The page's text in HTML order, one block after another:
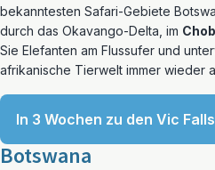
bekanntesten Safari-Gebiete
durch das Okavango-Delta, im
Sie Elefanten am Flussufer und
afrikanische Tierwelt immer wieder
In 3 Wochen zu den Vic Falls
Botswana